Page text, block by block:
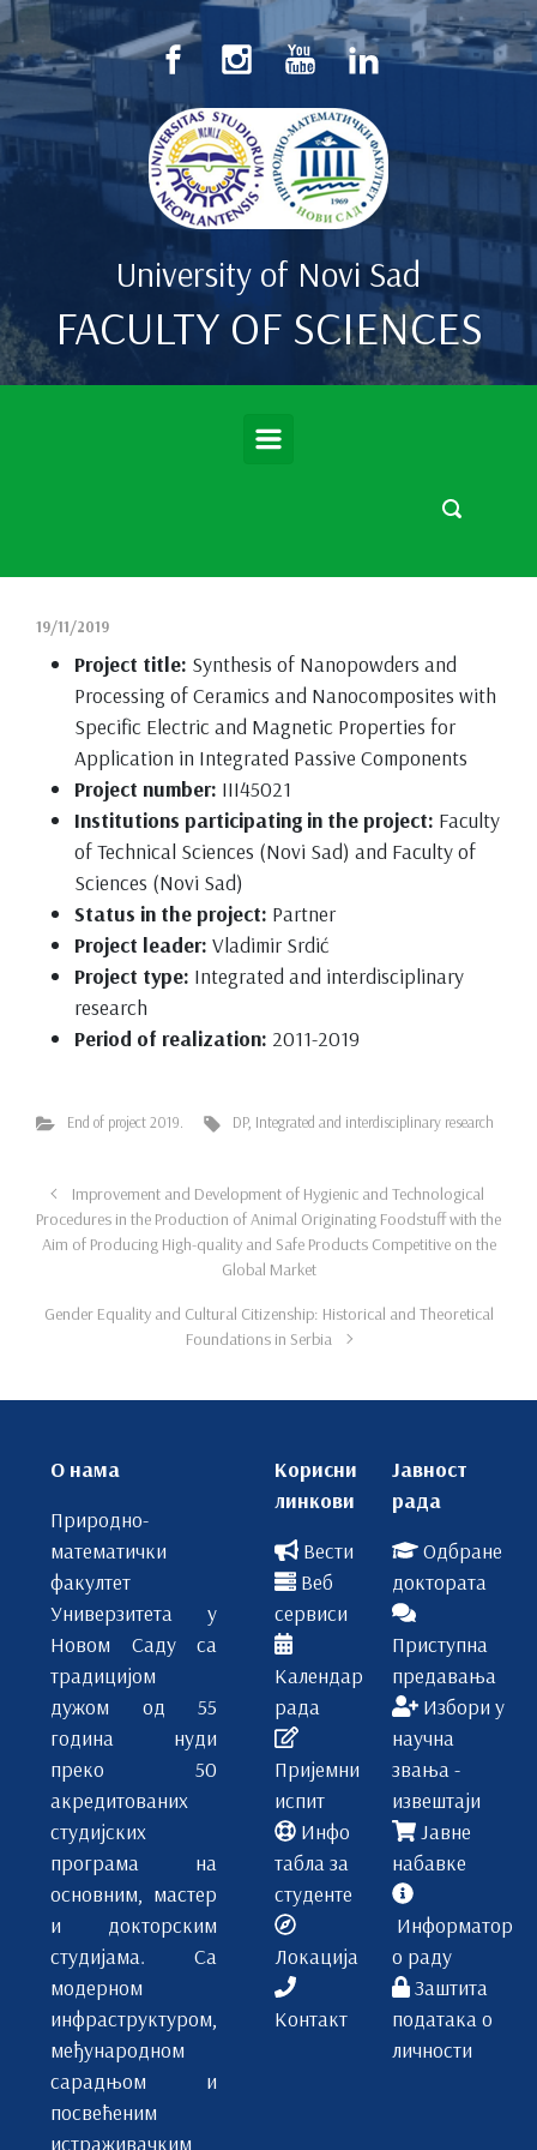
Skip to main content
University of Novi Sad
FACULTY OF SCIENCES
19/11/2019
Project title: Synthesis of Nanopowders and
Processing of Ceramics and Nanocomposites with
Specific Electric and Magnetic Properties for
Application in Integrated Passive Components
Project number: III45021
Institutions participating in the project: Faculty
of Technical Sciences (Novi Sad) and Faculty of
Sciences (Novi Sad)
Status in the project: Partner
Project leader: Vladimir Srdić
Project type: Integrated and interdisciplinary
research
Period of realization: 2011-2019
End of project 2019. DP, Integrated and interdisciplinary research
Improvement and Development of Hygienic and Technological
Procedures in the Production of Animal Originating Foodstuff with the
Aim of Producing High-quality and Safe Products Competitive on the
Global Market
Gender Equality and Cultural Citizenship: Historical and Theoretical
Foundations in Serbia
О нама
Природно-
математички
факултет
Универзитета у
Новом Саду са
традицијом
дужом од 55
година нуди
преко 50
акредитованих
студијских
програма на
основним, мастер
и докторским
студијама. Са
модерном
инфраструктуром,
међународном
сарадњом и
посвећеним
истраживачким
Корисни
линкови
Вести
Веб
сервиси
Календар
рада
Пријемни
испит
Инфо
табла за
студенте
Локација
Контакт
Јавност
рада
Одбране
доктората
Приступна
предавања
Избори у
научна
звања -
извештаји
Јавне
набавке
Информатор
о раду
Заштита
података о
личности